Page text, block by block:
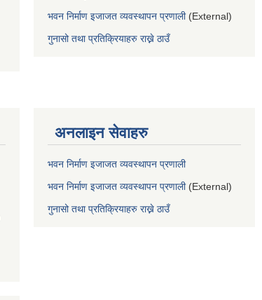
भवन निर्माण इजाजत व्यवस्थापन प्रणाली(External)
गुनासो तथा प्रतिक्रियाहरु राख्ने ठाउँ
अनलाइन सेवाहरु
भवन निर्माण इजाजत व्यवस्थापन प्रणाली
भवन निर्माण इजाजत व्यवस्थापन प्रणाली(External)
गुनासो तथा प्रतिक्रियाहरु राख्ने ठाउँ